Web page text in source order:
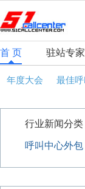
首 页 驻站专家
年度大会 最佳
行业新闻分类
呼叫中心外包